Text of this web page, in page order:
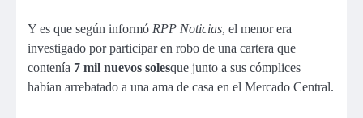
Y es que según informó RPP Noticias, el menor era
investigado por participar en robo de una cartera que
contenía 7 mil nuevos solesque junto a sus cómplices
habían arrebatado a una ama de casa en el Mercado Central.